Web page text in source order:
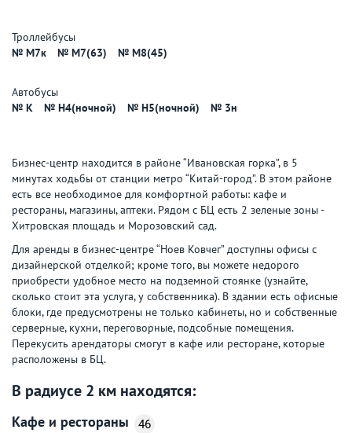
Троллейбусы
№ М7к
№ М7(63) № М8(45)
Автобусы
№ К
№ Н4(ночной) № Н5(ночной) № 3н
Бизнес-центр находится в районе “Ивановская горка”, в 5
минутах ходьбы от станции метро “Китай-город”. В этом районе
есть все необходимое для комфортной работы: кафе и
рестораны, магазины, аптеки. Рядом с БЦ есть 2 зеленые зоны -
Хитровская площадь и Морозовский сад.
Для аренды в бизнес-центре “Ноев Ковчег” доступны офисы с
дизайнерской отделкой; кроме того, вы можете недорого
приобрести удобное место на подземной стоянке (узнайте,
сколько стоит эта услуга, у собственника). В здании есть офисные
блоки, где предусмотрены не только кабинеты, но и собственные
серверные, кухни, переговорные, подсобные помещения.
Перекусить арендаторы смогут в кафе или ресторане, которые
расположены в БЦ.
В радиусе 2 км находятся:
Кафе и рестораны 46